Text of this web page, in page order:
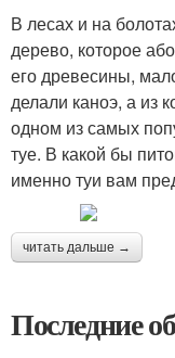
В лесах и на
дерево, которое
его древесины,
делали каноэ, а из
одном из самых
туе. В какой бы
именно туи вам
читать дальше →
Последние